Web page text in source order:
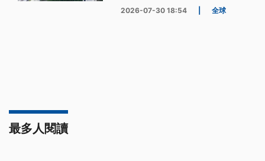
2026-07-30 18:54 全球
最多人閱讀